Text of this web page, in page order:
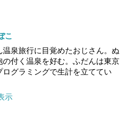
こ
温泉旅行に目覚めたおじさん。ぬ
の付く温泉を好む。ふだんは東京
ログラミングで生計を立ててい
示